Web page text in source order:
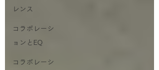
レンス
コラボレーシ
ョンとEQ
コラボレーシ